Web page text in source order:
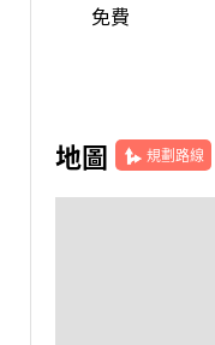
免費
地圖 規劃路線